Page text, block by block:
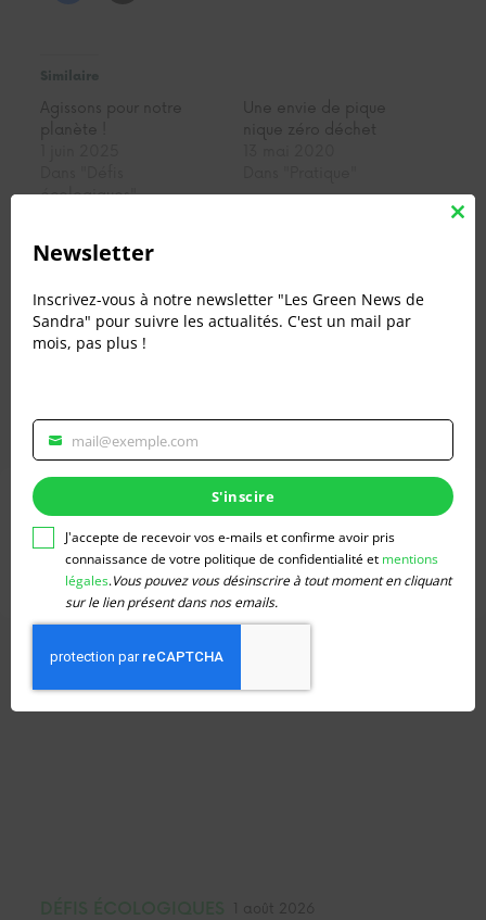
Agissons pour notre
planète !
écologiques"
Une envie de pique
nique zéro déchet
individuelle, 100% tri !
Dans "Défis
écologiques"
Rédigé par Sandra Marecaux le 1 septembre 2025.
Laisser un commentaire
Vous devezvous connecterpour publier un
commentaire.
D'AUTRES ARTICLES DE LA MÊME
CATÉGORIE
1 août 2026
Newsletter
Inscrivez-vous à notre newsletter "Les Green News de
Sandra" pour suivre les actualités. C'est un mail par
mois, pas plus !
Veuillez
votre
adresse
email
pour
vous
inscrire
mail@exemple.com
S'inscire
J'accepte de recevoir vos e-mails et confirme avoir pris
connaissance de votre politique de confidentialité et mentions
légales.Vous pouvez vous désinscrire à tout moment en cliquant
sur le lien présent dans nos emails.